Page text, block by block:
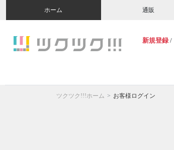
ホーム 通販
新規登録 /
ツクツク!!!ホーム お客様ログイン